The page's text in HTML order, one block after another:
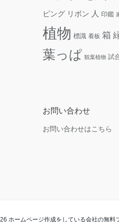
ピング リボン 人 印鑑
植物 標識 看板 箱
葉っぱ 観葉植物 試
お問い合わせ
お問い合わせはこちら
ホームページ作成をしている会社の無料